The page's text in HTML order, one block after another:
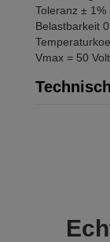
Toleranz ± 1%
Belastbarkeit
Vmax = 50 Volt